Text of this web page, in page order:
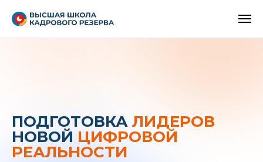
ПОДГОТОВКА ЛИДЕРОВ
НОВОЙ ЦИФРОВОЙ
РЕАЛЬНОСТИ